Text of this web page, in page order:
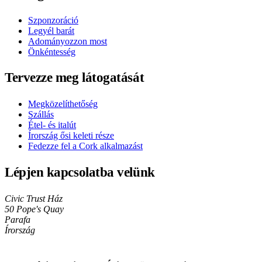
Szponzoráció
Legyél barát
Adományozzon most
Önkéntesség
Tervezze meg látogatását
Megközelíthetőség
Szállás
Étel- és italút
Írország ősi keleti része
Fedezze fel a Cork alkalmazást
Lépjen kapcsolatba velünk
Civic Trust Ház
50 Pope's Quay
Parafa
Írország